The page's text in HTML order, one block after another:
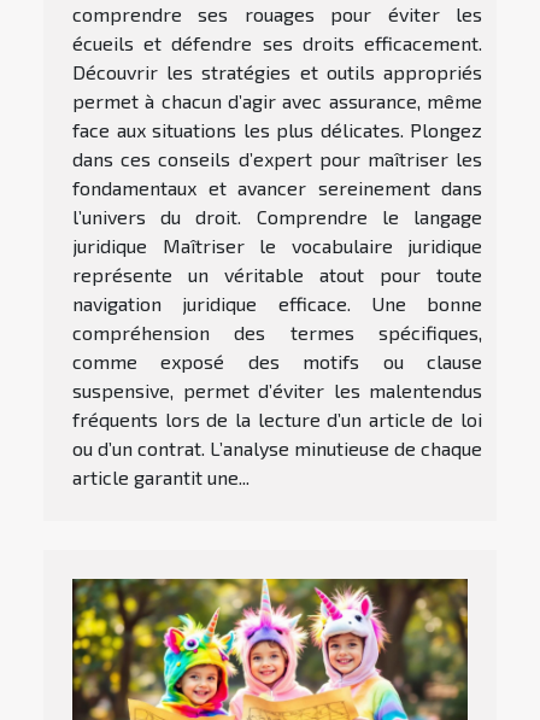
comprendre ses rouages pour éviter les
écueils et défendre ses droits efficacement.
Découvrir les stratégies et outils appropriés
permet à chacun d’agir avec assurance, même
face aux situations les plus délicates. Plongez
dans ces conseils d’expert pour maîtriser les
fondamentaux et avancer sereinement dans
l’univers du droit. Comprendre le langage
juridique Maîtriser le vocabulaire juridique
représente un véritable atout pour toute
navigation juridique efficace. Une bonne
compréhension des termes spécifiques,
comme exposé des motifs ou clause
suspensive, permet d’éviter les malentendus
fréquents lors de la lecture d’un article de loi
ou d’un contrat. L’analyse minutieuse de chaque
article garantit une...